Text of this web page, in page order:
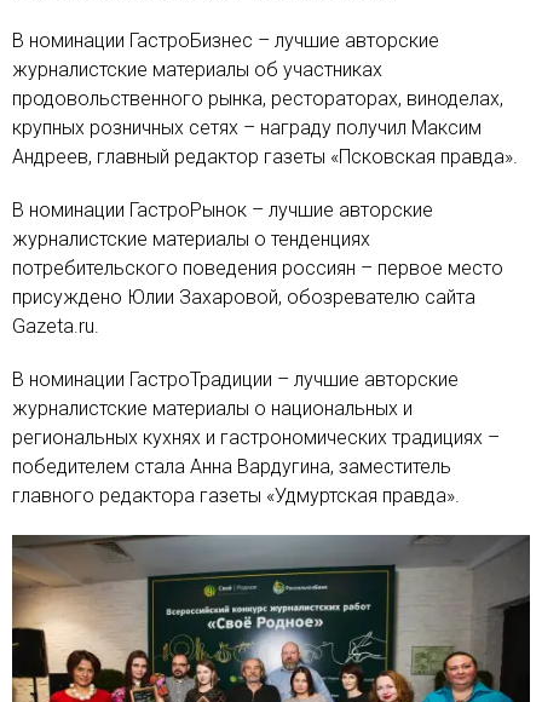
В номинации ГастроБизнес – лучшие авторские
журналистские материалы об участниках
продовольственного рынка, рестораторах, виноделах,
крупных розничных сетях – награду получил Максим
Андреев, главный редактор газеты «Псковская правда».
В номинации ГастроРынок – лучшие авторские
журналистские материалы о тенденциях
потребительского поведения россиян – первое место
присуждено Юлии Захаровой, обозревателю сайта
Gazeta.ru.
В номинации ГастроТрадиции – лучшие авторские
журналистские материалы о национальных и
региональных кухнях и гастрономических традициях –
победителем стала Анна Вардугина, заместитель
главного редактора газеты «Удмуртская правда».